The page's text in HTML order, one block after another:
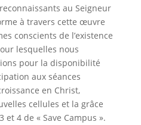
au Seigneur
à travers cette œuvre
conscients de l’existence
lesquelles nous
pour la disponibilité
aux séances
en Christ,
cellules et la grâce
et 4 de « Save Campus ».